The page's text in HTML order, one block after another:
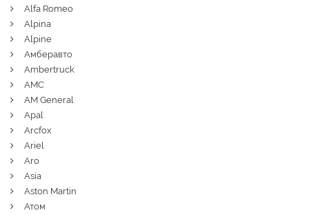
Alfa Romeo
Alpina
Alpine
Амберавто
Ambertruck
AMC
AM General
Apal
Arcfox
Ariel
Aro
Asia
Aston Martin
Атом